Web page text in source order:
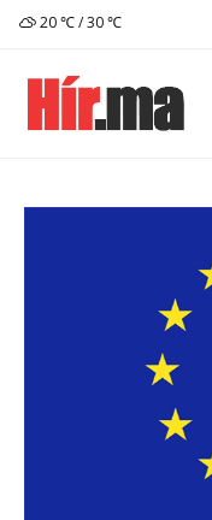
20 ℃ / 30 ℃